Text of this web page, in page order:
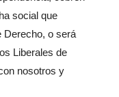
social que
Derecho, o será
Liberales de
nosotros y